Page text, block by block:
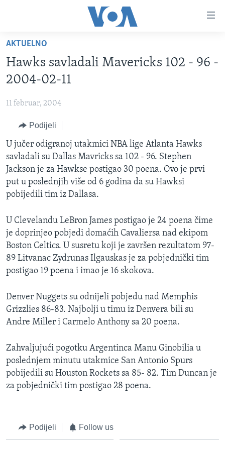
glavni
sadržaj
Pređi
na
glavnu
pretragu
TV PROGRAM
VIJESTI
SJEDINJENE AMERIČKE DRŽAVE
BOSNA I HERCEGOVINA
NAUKA I TEHNOLOGIJA
SPECIJALNI PROJEKTI
KORUPCIJA
SLOBODA MEDIJA
ŽENSKA STRANA
IZBJEGLIČKA STRANA
MAGAZIN
O GLASU AMERIKE
Learning English
PRATITE NAS
Jezici
AKTUELNO
Hawks savladali Mavericks 102 - 96 -
2004-02-11
11 februar, 2004
Podijeli
U jučer odigranoj utakmici NBA lige Atlanta Hawks
savladali su Dallas Mavricks sa 102 - 96. Stephen
Jackson je za Hawkse postigao 30 poena. Ovo je prvi
put u poslednjih više od 6 godina da su Hawksi
pobijedili tim iz Dallasa.
U Clevelandu LeBron James postigao je 24 poena čime
je doprinjeo pobjedi domaćih Cavaliersa nad ekipom
Boston Celtics. U susretu koji je završen rezultatom 97-
89 Litvanac Zydrunas Ilgauskas je za pobjednički tim
postigao 19 poena i imao je 16 skokova.
Denver Nuggets su odnijeli pobjedu nad Memphis
Grizzlies 86-83. Najbolji u timu iz Denvera bili su
Andre Miller i Carmelo Anthony sa 20 poena.
Zahvaljujući pogotku Argentinca Manu Ginobilia u
poslednjem minutu utakmice San Antonio Spurs
pobijedili su Houston Rockets sa 85- 82. Tim Duncan je
za pobjednički tim postigao 28 poena.
Podijeli Follow us